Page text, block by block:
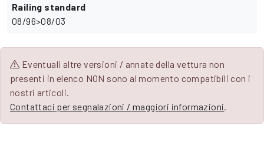
Railing standard
08/96>08/03
Eventuali altre versioni / annate della vettura non
presenti in elenco NON sono al momento compatibili con i
nostri articoli.
Contattaci per segnalazioni / maggiori informazioni